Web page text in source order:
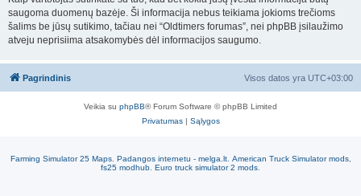
saugoma duomenų bazėje. Ši informacija nebus teikiama jokioms trečioms
šalims be jūsų sutikimo, tačiau nei “Oldtimers forumas”, nei phpBB įsilaužimo
atveju neprisiima atsakomybės dėl informacijos saugumo.
Pagrindinis Visos datos yra UTC+03:00
Veikia su phpBB® Forum Software © phpBB Limited
Privatumas| Sąlygos
Farming Simulator 25 Maps. Padangos internetu - melga.lt. American Truck Simulator mods,
fs25 modhub Euro truck simulator 2 mods